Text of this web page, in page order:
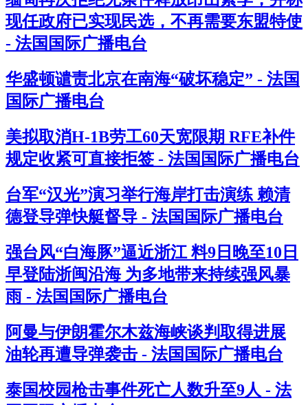
现任政府已实现民选，不再需要东盟特使
- 法国国际广播电台
华盛顿谴责北京在南海“破坏稳定” - 法国
国际广播电台
美拟取消H-1B劳工60天宽限期 RFE补件
规定收紧可直接拒签 - 法国国际广播电台
台军“汉光”演习举行海岸打击演练 赖清
德登导弹快艇督导 - 法国国际广播电台
强台风“白海豚”逼近浙江 料9日晚至10日
早登陆浙闽沿海 为多地带来持续强风暴
雨 - 法国国际广播电台
阿曼与伊朗霍尔木兹海峡谈判取得进展
油轮再遭导弹袭击 - 法国国际广播电台
泰国校园枪击事件死亡人数升至9人 - 法